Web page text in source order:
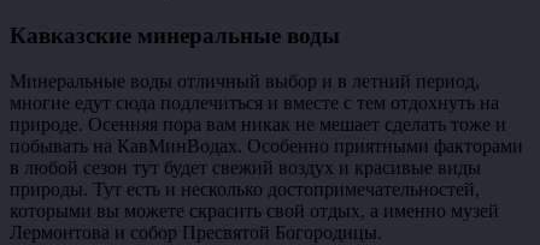
Кавказские минеральные воды
Минеральные воды отличный выбор и в летний период,
многие едут сюда подлечиться и вместе с тем отдохнуть на
природе. Осенняя пора вам никак не мешает сделать тоже и
побывать на КавМинВодах. Особенно приятными факторами
в любой сезон тут будет свежий воздух и красивые виды
природы. Тут есть и несколько достопримечательностей,
которыми вы можете скрасить свой отдых, а именно музей
Лермонтова и собор Пресвятой Богородицы.